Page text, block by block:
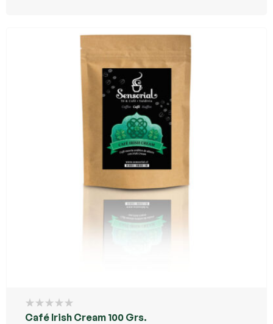
Café Irish Cream 100 Grs.